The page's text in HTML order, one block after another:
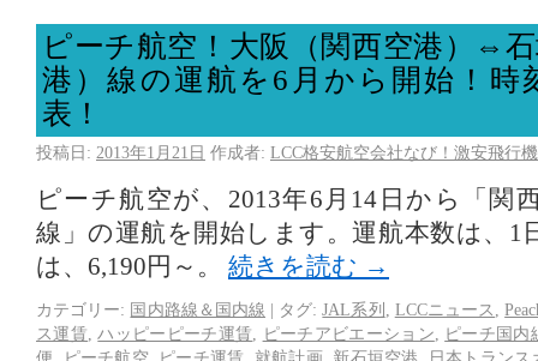
ピーチ航空！大阪（関西空港）⇔
港）線の運航を6月から開始！時
表！
投稿日: 2013年1月21日 作成者: LCC格安航空会社なび！激安飛行
ピーチ航空が、2013年6月14日から「関
線」の運航を開始します。運航本数は、1
は、6,190円～。 続きを読む →
カテゴリー: 国内路線＆国内線 | タグ: JAL系列 LCCニュース ,
ス運賃 ,ハッピーピーチ運賃 ピーチアビエーション
ピーチ国内